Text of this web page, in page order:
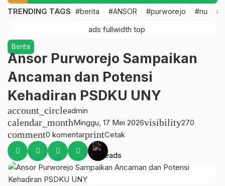
TRENDING TAGS #berita #ANSOR #purworejo #nu
Berita
Ansor Purworejo Sampaikan
Ancaman dan Potensi
Kehadiran PSDKU UNY
account_circleadmin
calendar_monthMinggu, 17 Mei 2026visibility270
comment0 komentarprintCetak